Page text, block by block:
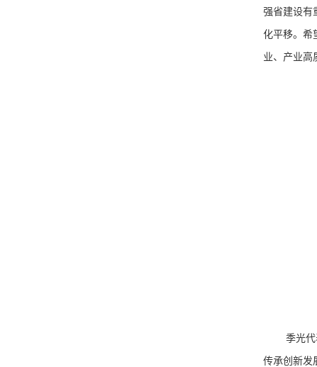
强省建设有
化平移。希
业、产业高
季光
传承创新发